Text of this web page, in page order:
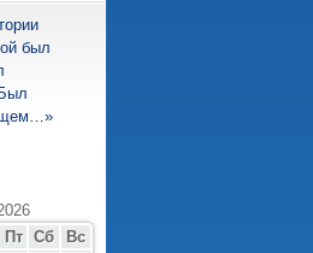
был
Пт Сб Вс